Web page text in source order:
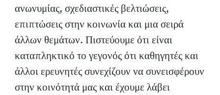
ανωνυμίας, σχεδιαστικές βελτιώσεις,
επιπτώσεις στην κοινωνία και μια σειρά
άλλων θεμάτων. Πιστεύουμε ότι είναι
καταπληκτικό το γεγονός ότι καθηγητές και
άλλοι ερευνητές συνεχίζουν να συνεισφέρουν
στην κοινότητά μας και έχουμε λάβει